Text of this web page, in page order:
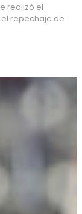
realizó el
repechaje de